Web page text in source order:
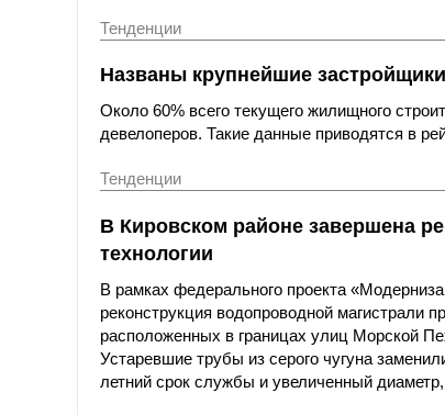
Тенденции
Названы крупнейшие
Около 60% всего текущего жилищного
девелоперов. Такие данные приводятся в
Тенденции
В Кировском районе завершена
технологии
В рамках федерального проекта
реконструкция водопроводной
расположенных в границах улиц Морской
Устаревшие трубы из серого чугуна
летний срок службы и увеличенный